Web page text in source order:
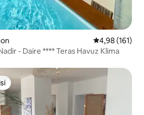
5 üzerinden
4,98 (161)
- Daire **** Teras Havuz Klima
en beğenilenler arasında